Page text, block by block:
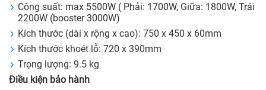
Công suất: max 5500W ( Phải: 1700W, Giữa: 1800W, Trái
2200W (booster 3000W)
Kích thước (dài x rộng x cao): 750 x 450 x 60mm
Kích thước khoét lỗ: 720 x 390mm
Trọng lượng: 9.5 kg
Điều kiện bảo hành